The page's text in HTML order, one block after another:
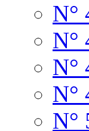
N°
N°
N°
N°
N°